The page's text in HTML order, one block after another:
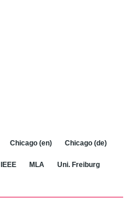
Chicago (en) Chicago (de)
IEEE MLA Uni. Freiburg